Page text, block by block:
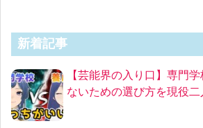
新着記事
【芸能界の入り口】専門
ないための選び方を現役二